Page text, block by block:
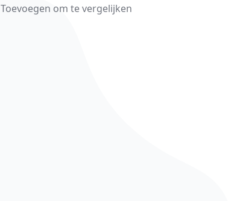
Toevoegen om te vergelijken